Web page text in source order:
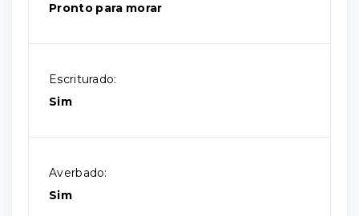
Pronto para morar
Escriturado:
Sim
Averbado:
Sim